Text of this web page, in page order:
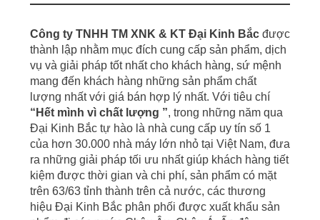
Công ty TNHH TM XNK & KT Đại Kinh Bắc được
thành lập nhằm mục đích cung cấp sản phẩm, dịch
vụ và giải pháp tốt nhất cho khách hàng, sứ mệnh
mang đến khách hàng những sản phẩm chất
lượng nhất với giá bán hợp lý nhất. Với tiêu chí
“ Hết mình vì chất lượng ”, trong những năm qua
Đại Kinh Bắc tự hào là nhà cung cấp uy tín số 1
của hơn 30.000 nhà máy lớn nhỏ tại Việt Nam, đưa
ra những giải pháp tối ưu nhất giúp khách hàng tiết
kiệm được thời gian và chi phí, sản phẩm có mặt
trên 63/63 tỉnh thành trên cả nước, các thương
hiệu Đại Kinh Bắc phân phối được xuất khẩu sản